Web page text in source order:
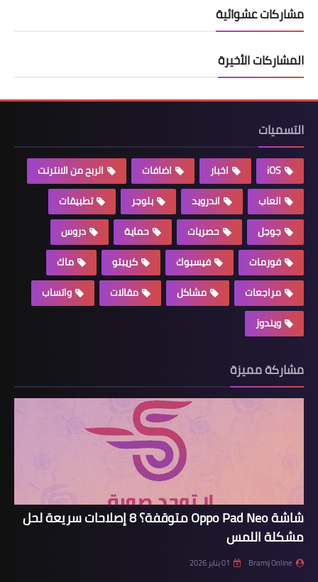
مشاركات عشوائية
المشاركات الأخيرة
التسميات
iOS اخبار اضافات
الربح من الانترنت
العاب
اندرويد بلوجر
تطبيقات
جوجل
حصريات حماية
دروس
فورمات
فيسبوك كريبتو
ماك
مراجعات
مشاكل مقالات
واتساب
ويندوز
مشاركة مميزة
شاشة Oppo Pad Neo متوقفة؟ 8 إصلاحات سريعة لحل
مشكلة اللمس
Bramij Online 01 يناير 2026